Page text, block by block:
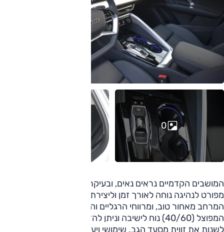
0
המושבים הקדמיים נראים נאים, ובעיקר המבנה נכון והכיוון
מפורט לנהיגה נוחה לאורך זמן וליצירת תנוחה טובה.
המרחב מאחור טוב, ומרווחי הרגליים והראש נאים. המושב
המפוצל (40/60) נוח לישיבה וניתן להזיח אותו לפנים/אחור, גם
לשנות את זווית מסעד הגב. שימושי ויעיל. המקום במרכז אינו